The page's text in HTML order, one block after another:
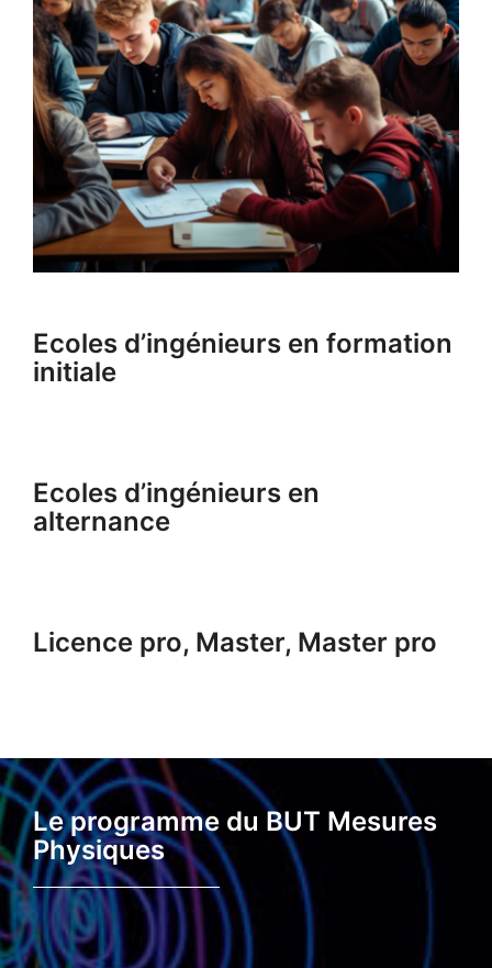
Ecoles d’ingénieurs en formation
initiale
Ecoles d’ingénieurs en
alternance
Licence pro, Master, Master pro
Le programme du BUT Mesures
Physiques